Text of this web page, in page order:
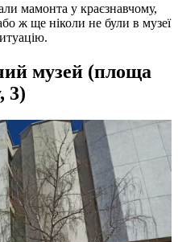
мамонта у краєзнавчому,
ж ще ніколи не були в музеї
музей (площа
3)